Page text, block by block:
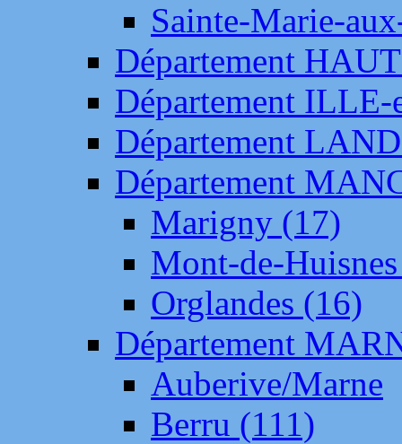
Sainte-Marie-
Département
Département
Département
Département
Marigny (17)
Mont-de-
Orglandes (16)
Département
Auberive/Marne
Berru (111)